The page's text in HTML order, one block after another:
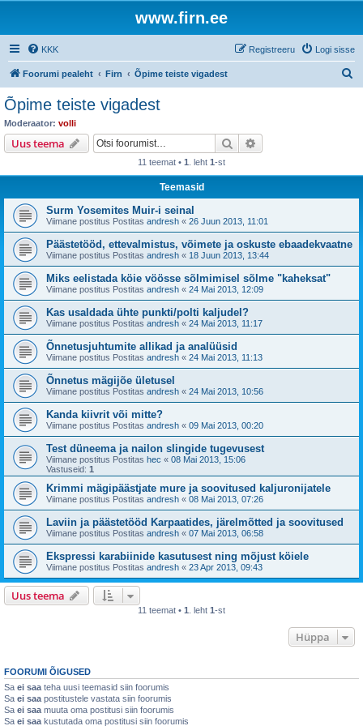
www.firn.ee
KKK Logi sisse
Registreeru
Foorumi pealeht Firn Õpime teiste vigadest
Õpime teiste vigadest
Moderaator: volli
Uus teema Otsi
11 teemat • 1 . leht 1-st
Teemasid
Surm Yosemites Muir-i seinal
Viimane postitus Postitas andresh « 26 Juun 2013, 11:01
Päästetööd, ettevalmistus, võimete ja oskuste ebaadekvaatne
Viimane postitus Postitas andresh « 18 Juun 2013, 13:44
Miks eelistada köie vöösse sõlmimisel sõlme "kaheksat"
Viimane postitus Postitas andresh « 24 Mai 2013, 12:09
Kas usaldada ühte punkti/polti kaljudel?
Viimane postitus Postitas andresh « 24 Mai 2013, 11:17
Õnnetusjuhtumite allikad ja analüüsid
Viimane postitus Postitas andresh « 24 Mai 2013, 11:13
Õnnetus mägijõe ületusel
Viimane postitus Postitas andresh « 24 Mai 2013, 10:56
Kanda kiivrit või mitte?
Viimane postitus Postitas andresh « 09 Mai 2013, 00:20
Test düneema ja nailon slingide tugevusest
Viimane postitus Postitas hec « 08 Mai 2013, 15:06
Vastuseid: 1
Krimmi mägipäästjate mure ja soovitused kaljuronijatele
Viimane postitus Postitas andresh « 08 Mai 2013, 07:26
Laviin ja päästetööd Karpaatides, järelmõtted ja soovitused
Viimane postitus Postitas andresh « 07 Mai 2013, 06:58
Ekspressi karabiinide kasutusest ning mõjust köiele
Viimane postitus Postitas andresh « 23 Apr 2013, 09:43
Uus teema
11 teemat • 1 . leht 1-st
Hüppa
FOORUMI ÕIGUSED
Sa ei saa teha uusi teemasid siin foorumis
Sa ei saa postitustele vastata siin foorumis
Sa ei saa muuta oma postitusi siin foorumis
Sa ei saa kustutada oma postitusi siin foorumis